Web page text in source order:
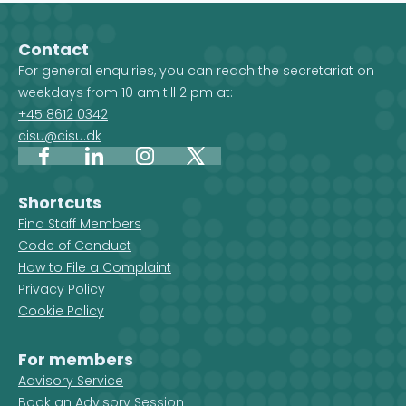
Contact
For general enquiries, you can reach the secretariat on
weekdays from 10 am till 2 pm at:
+45 8612 0342
cisu@cisu.dk
FacebookLinkedInInstagram
X
Shortcuts
Find Staff Members
Code of Conduct
How to File a Complaint
Privacy Policy
Cookie Policy
For members
Advisory Service
Book an Advisory Session